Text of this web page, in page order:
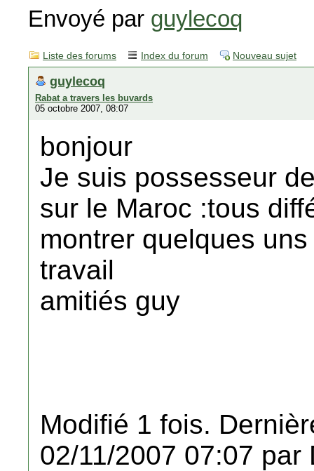
Envoyé par guylecoq
Liste des forums Index du forum Nouveau sujet
guylecoq
Rabat a travers les buvards
05 octobre 2007, 08:07
bonjour
Je suis possesseur
sur le Maroc :tous
montrer quelques
travail
amitiés guy
Modifié 1 fois.
02/11/2007 07:07 par